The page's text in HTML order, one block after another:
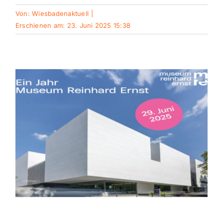
Galerie
Polizeimeldungen
Themen und Termine
Gewinnspiele
Von:Wiesbadenaktuell
Erschienen am: 23. Juni 2025 15:38